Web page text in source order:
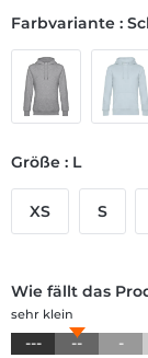
Farbvariante :
Größe : L
XS S
Wie fällt das
sehr klein
--- -- -